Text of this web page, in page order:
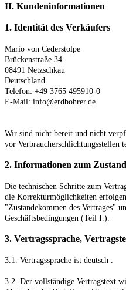
II. Kundeninformationen
1. Identität des Verkäufers
Mario von Cederstolpe
Brückenstraße 34
08491 Netzschkau
Deutschland
Telefon: +49 3765 495910-0
E-Mail: info@erdbohrer.de
Wir sind nicht bereit und nicht
vor Verbraucherschlichtungsstellen
2. Informationen zum
Die technischen Schritte zum
die Korrekturmöglichkeiten
"Zustandekommen des Vertrages"
Geschäftsbedingungen (Teil I.).
3. Vertragssprache,
3.1. Vertragssprache ist deutsch
3.2. Der vollständige Vertragstext